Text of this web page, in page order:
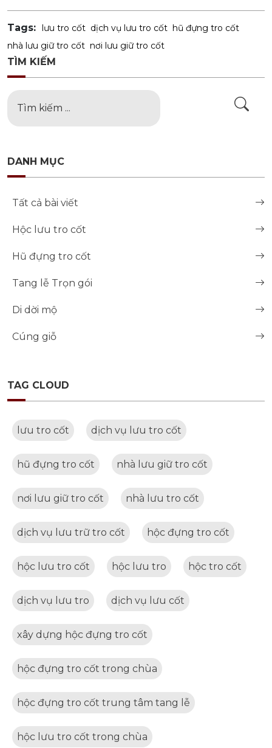
Tags: lưu tro cốt dịch vụ lưu tro cốt hũ đựng tro cốt
nhà lưu giữ tro cốt nơi lưu giữ tro cốt
TÌM KIẾM
DANH MỤC
Tất cả bài viết
Hộc lưu tro cốt
Hũ đựng tro cốt
Tang lễ Trọn gói
Di dời mộ
Cúng giỗ
TAG CLOUD
lưu tro cốt dịch vụ lưu tro cốt
hũ đựng tro cốt nhà lưu giữ tro cốt
nơi lưu giữ tro cốt nhà lưu tro cốt
dịch vụ lưu trữ tro cốt hộc đựng tro cốt
hộc lưu tro cốt hộc lưu tro hộc tro cốt
dịch vụ lưu tro dịch vụ lưu cốt
xây dựng hộc đựng tro cốt
hộc đựng tro cốt trong chùa
hộc đựng tro cốt trung tâm tang lễ
hộc lưu tro cốt trong chùa